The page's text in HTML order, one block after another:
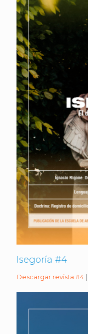
Isegoría #4
Descargar revista #4 |